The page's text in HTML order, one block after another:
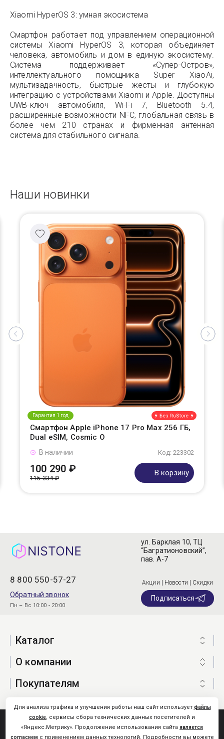
Xiaomi HyperOS 3: умная экосистема
Смартфон работает под управлением операционной
системы Xiaomi HyperOS 3, которая объединяет
человека, автомобиль и дом в единую экосистему.
Система поддерживает «Супер-Остров»,
интеллектуального помощника Super XiaoAi,
мультизадачность, быстрые жесты и глубокую
интеграцию с устройствами Xiaomi и Apple. Доступны
UWB-ключ автомобиля, Wi-Fi 7, Bluetooth 5.4,
расширенные возможности NFC, глобальная связь в
более чем 210 странах и фирменная антенная
система для стабильного сигнала.
Наши новинки
Гарантия 1 год
Смартфон Apple iPhone 17 Pro Max 256 ГБ,
Dual eSIM, Cosmic O
Код: 223302
В наличии
100 290 ₽
115 334 ₽
В корзину
8 800 550-57-27
Обратный звонок
Пн – Вс 10:00 - 20:00
ул. Барклая 10, ТЦ
“Багратионовский”,
пав. А-7
Акции | Новости | Скидки
Подписаться
Каталог
О компании
Покупателям
Nistone.Ru © 2026
Карта сайта
Для анализа трафика и улучшения работы наш сайт использует файлы
cookie, сервисы сбора технических данных посетителей и
«Яндекс.Метрику». Продолжение использования сайта является
согласием с применением данных технологий. Подробности вы можете